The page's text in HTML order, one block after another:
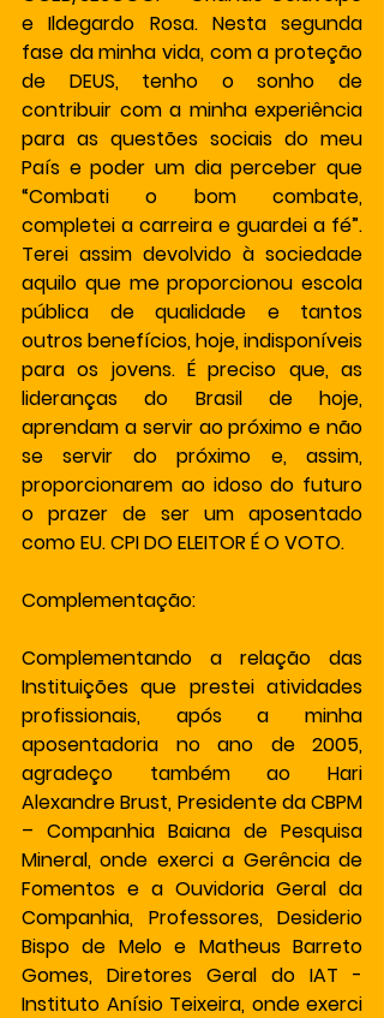
e Ildegardo Rosa. Nesta segunda
fase da minha vida, com a proteção
de DEUS, tenho o sonho de
contribuir com a minha experiência
para as questões sociais do meu
País e poder um dia perceber que
“Combati o bom combate,
completei a carreira e guardei a fé”.
Terei assim devolvido à sociedade
aquilo que me proporcionou escola
pública de qualidade e tantos
outros benefícios, hoje, indisponíveis
para os jovens. É preciso que, as
lideranças do Brasil de hoje,
aprendam a servir ao próximo e não
se servir do próximo e, assim,
proporcionarem ao idoso do futuro
o prazer de ser um aposentado
como EU. CPI DO ELEITOR É O VOTO.
Complementação:
Complementando a relação das
Instituições que prestei atividades
profissionais, após a minha
aposentadoria no ano de 2005,
agradeço também ao Hari
Alexandre Brust, Presidente da CBPM
– Companhia Baiana de Pesquisa
Mineral, onde exerci a Gerência de
Fomentos e a Ouvidoria Geral da
Companhia, Professores, Desiderio
Bispo de Melo e Matheus Barreto
Gomes, Diretores Geral do IAT -
Instituto Anísio Teixeira, onde exerci